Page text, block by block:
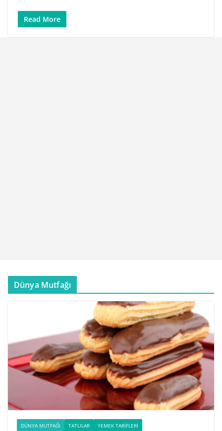
Read More
Dünya Mutfağı
DÜNYA MUTFAĞI TATLILAR YEMEK TARIFLERI